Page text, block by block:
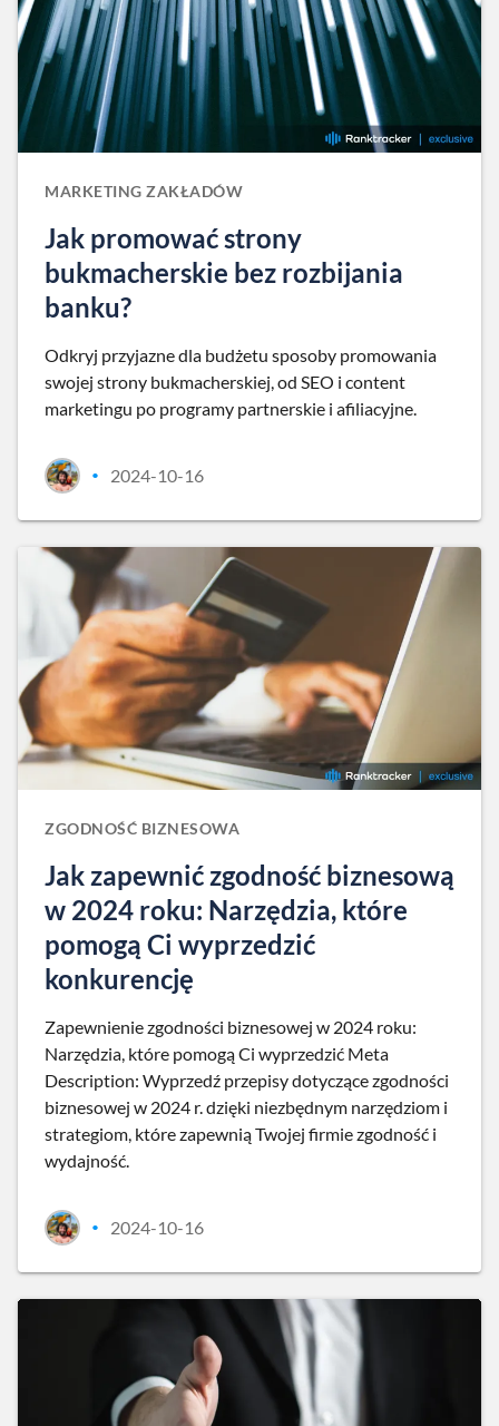
MARKETING ZAKŁADÓW
Jak promować strony
bukmacherskie bez rozbijania
banku?
Odkryj przyjazne dla budżetu sposoby promowania
swojej strony bukmacherskiej, od SEO i content
marketingu po programy partnerskie i afiliacyjne.
• 2024-10-16
ZGODNOŚĆ BIZNESOWA
Jak zapewnić zgodność biznesową
w 2024 roku: Narzędzia, które
pomogą Ci wyprzedzić
konkurencję
Zapewnienie zgodności biznesowej w 2024 roku:
Narzędzia, które pomogą Ci wyprzedzić Meta
Description: Wyprzedź przepisy dotyczące zgodności
biznesowej w 2024 r. dzięki niezbędnym narzędziom i
strategiom, które zapewnią Twojej firmie zgodność i
wydajność.
• 2024-10-16